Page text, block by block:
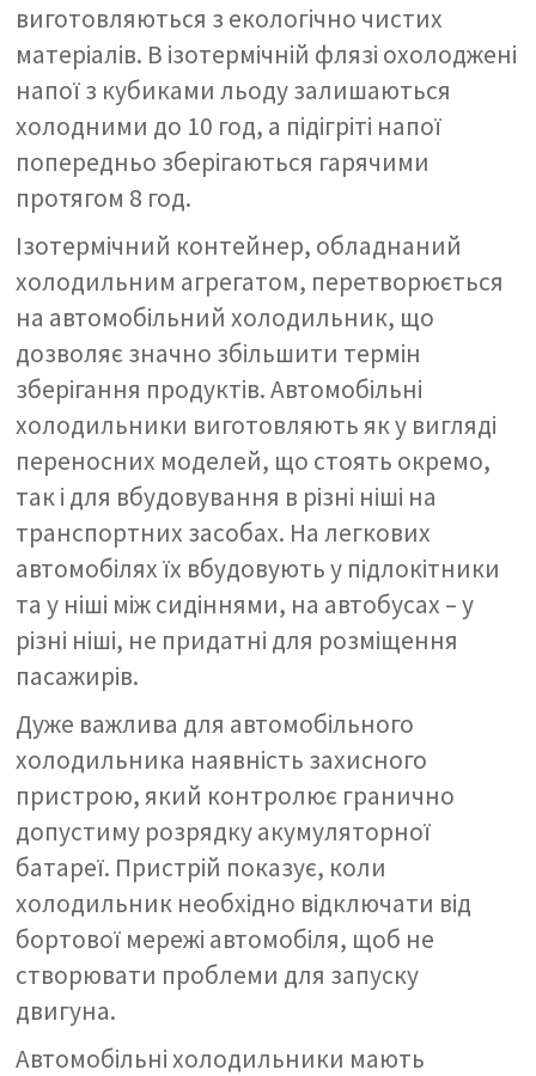
виготовляються з екологічно чистих
матеріалів. В ізотермічній флязі охолоджені
напої з кубиками льоду залишаються
холодними до 10 год, а підігріті напої
попередньо зберігаються гарячими
протягом 8 год.
Ізотермічний контейнер, обладнаний
холодильним агрегатом, перетворюється
на автомобільний холодильник, що
дозволяє значно збільшити термін
зберігання продуктів. Автомобільні
холодильники виготовляють як у вигляді
переносних моделей, що стоять окремо,
так і для вбудовування в різні ніші на
транспортних засобах. На легкових
автомобілях їх вбудовують у підлокітники
та у ніші між сидіннями, на автобусах – у
різні ніші, не придатні для розміщення
пасажирів.
Дуже важлива для автомобільного
холодильника наявність захисного
пристрою, який контролює гранично
допустиму розрядку акумуляторної
батареї. Пристрій показує, коли
холодильник необхідно відключати від
бортової мережі автомобіля, щоб не
створювати проблеми для запуску
двигуна.
Автомобільні холодильники мають